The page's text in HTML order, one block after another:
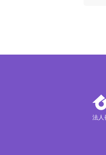
法人